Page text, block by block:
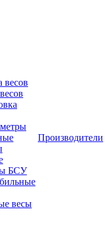
весов
БСУ
весы
Производители